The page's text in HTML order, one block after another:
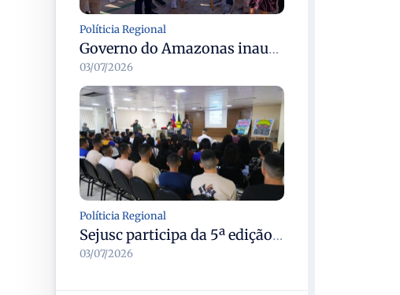
Políticia Regional
Governo do Amazonas inaugura primeiro Castramóvel Fluvial para atendimento veterinário às comunidades ribeirinhas e castração gratuita
03/07/2026
Políticia Regional
Sejusc participa da 5ª edição do Caminhos Literários com foco na cultura hip-hop nas unidades socioeducativas
03/07/2026